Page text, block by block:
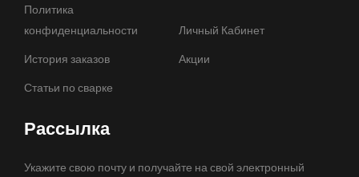
Политика
конфиденциальности
Личный Кабинет
История заказов
Акции
Статьи по сварке
Рассылка
Укажите свою почту и получайте на свой электронный